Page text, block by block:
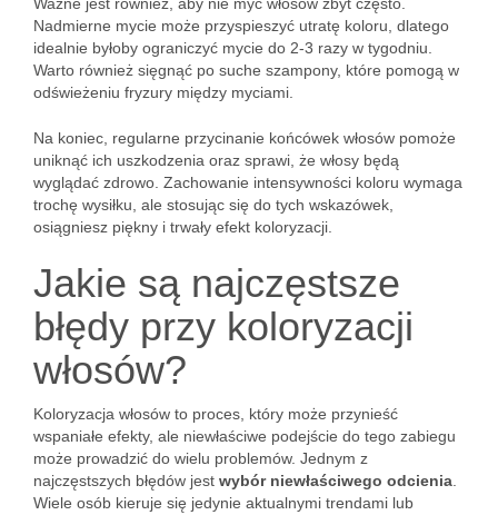
Nadmierne mycie może przyspieszyć utratę koloru, dlatego
idealnie byłoby ograniczyć mycie do 2-3 razy w tygodniu.
Warto również sięgnąć po suche szampony, które pomogą w
odświeżeniu fryzury między myciami.
Na koniec, regularne przycinanie końcówek włosów pomoże
uniknąć ich uszkodzenia oraz sprawi, że włosy będą
wyglądać zdrowo. Zachowanie intensywności koloru wymaga
trochę wysiłku, ale stosując się do tych wskazówek,
osiągniesz piękny i trwały efekt koloryzacji.
Jakie są najczęstsze
błędy przy koloryzacji
włosów?
Koloryzacja włosów to proces, który może przynieść
wspaniałe efekty, ale niewłaściwe podejście do tego zabiegu
może prowadzić do wielu problemów. Jednym z
najczęstszych błędów jest wybór niewłaściwego odcienia
Wiele osób kieruje się jedynie aktualnymi trendami lub